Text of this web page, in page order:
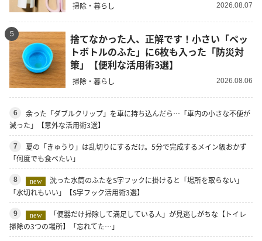
掃除・暮らし 2026.08.07
5
捨てなかった人、正解です！小さい「ペッ
トボトルのふた」に6枚も入った「防災対
策」【便利な活用術3選】
掃除・暮らし 2026.08.06
6
余った「ダブルクリップ」を車に持ち込んだら…「車内の小さな不便が
減った」【意外な活用術3選】
7
夏の「きゅうり」は乱切りにするだけ。5分で完成するメイン級おかず
「何度でも食べたい」
8 new
洗った水筒のふたをS字フックに掛けると「場所を取らない」
「水切れもいい」【S字フック活用術3選】
9 new
「便器だけ掃除して満足している人」が見逃しがちな【トイレ
掃除の3つの場所】「忘れてた…」